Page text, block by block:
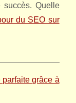
succès. Quelle
du SEO sur
grâce à